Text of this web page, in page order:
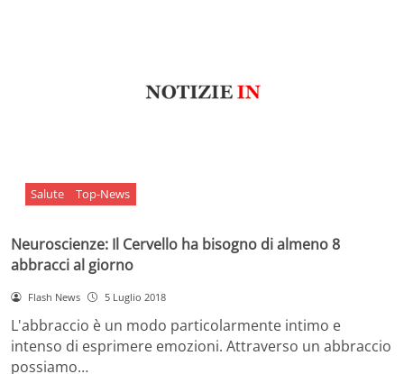
Salute Top-News
Neuroscienze: Il Cervello ha bisogno di almeno 8
abbracci al giorno
Flash News 5 Luglio 2018
L'abbraccio è un modo particolarmente intimo e
intenso di esprimere emozioni. Attraverso un abbraccio
possiamo…